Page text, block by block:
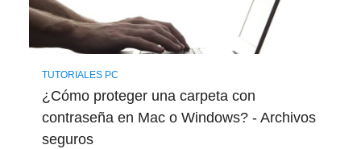
TUTORIALES PC
¿Cómo proteger una carpeta con
contraseña en Mac o Windows? - Archivos
seguros